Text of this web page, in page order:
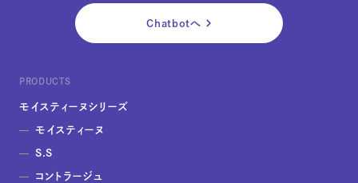
優しさを求めるデリケートな肌に
Contrage
OFFICIAL SNS
Instagram
Chatbotへ
PRODUCTS
モイスティーヌシリーズ
モイスティーヌ
S.S
コントラージュ